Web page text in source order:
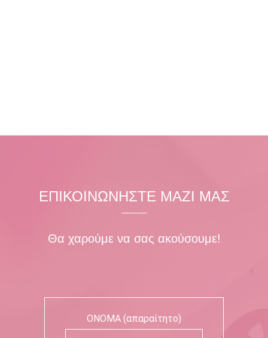
ΕΠΙΚΟΙΝΩΝΗΣΤΕ ΜΑΖΙ ΜΑΣ
Θα χαρούμε να σας ακούσουμε!
ΟΝΟΜΑ (απαραίτητο)